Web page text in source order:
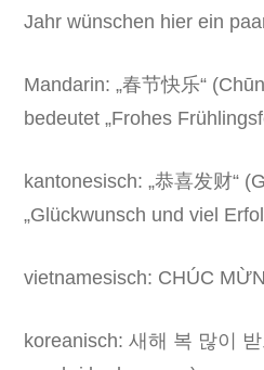
Jahr wünschen hier ein
Mandarin: „春节快乐“
bedeutet „Frohes
kantonesisch: „恭喜发财“
„Glückwunsch und viel
vietnamesisch: CHÚC
koreanisch: 새해 복 많이